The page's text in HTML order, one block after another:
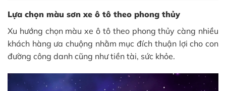
Lựa chọn màu sơn xe ô tô theo phong thủy
Xu hướng chọn màu xe ô tô theo phong thủy càng nhiều
khách hàng ưa chuộng nhằm mục đích thuận lợi cho con
đường công danh cũng như tiền tài, sức khỏe.